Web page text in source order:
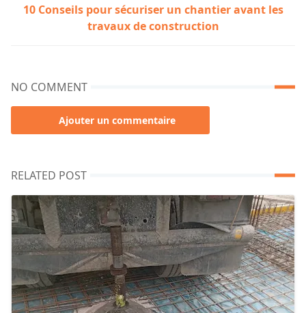
10 Conseils pour sécuriser un chantier avant les
travaux de construction
NO COMMENT
Ajouter un commentaire
RELATED POST